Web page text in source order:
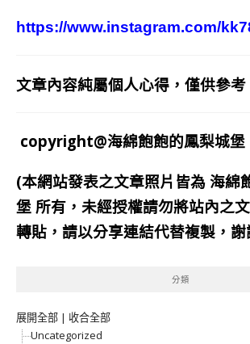
https://www.instagram.com/
文章內容純屬個人心得，僅供參考
copyright@海綿飽飽的鳳梨城堡
(本網站發表之文章照片皆為 海綿
堡 所有，未經授權請勿將站內之
轉貼，請以分享連結代替複製，謝
分類
展開全部 | 收合全部
Uncategorized